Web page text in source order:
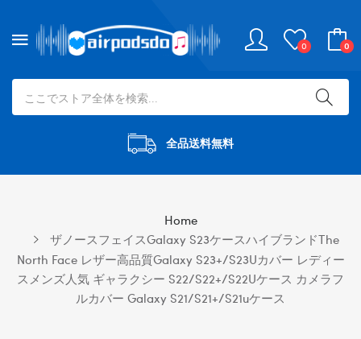
0 0
全品送料無料
Home
ザノースフェイスgalaxy S23ケースハイブランドthe
North Face レザー高品質Galaxy S23+/S23Uカバー レディー
スメンズ人気 ギャラクシー S22/S22+/S22Uケース カメラフ
ルカバー Galaxy S21/s21+/s21uケース